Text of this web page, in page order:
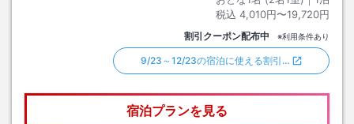
税込 4,010円〜19,720円
割引クーポン配布中 ※利用条件あり
9/23～12/23の宿泊に使える割引…
宿泊プランを見る